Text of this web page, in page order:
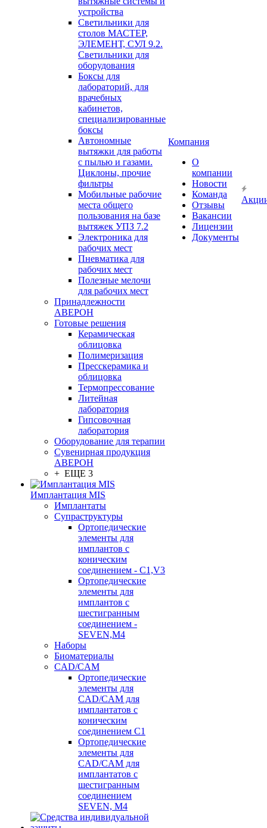
устройства
Светильники для
столов МАСТЕР,
ЭЛЕМЕНТ, СУЛ 9.2.
Светильники для
оборудования
Боксы для
лабораторий, для
врачебных
кабинетов,
специализированные
боксы
Автономные
вытяжки для работы
с пылью и газами.
Циклоны, прочие
фильтры
Мобильные рабочие
места общего
пользования на базе
вытяжек УПЗ 7.2
Электроника для
рабочих мест
Пневматика для
рабочих мест
Полезные мелочи
для рабочих мест
Принадлежности
АВЕРОН
Готовые решения
Керамическая
облицовка
Полимеризация
Пресскерамика и
облицовка
Термопрессование
Литейная
лаборатория
Гипсовочная
лаборатория
Оборудование для терапии
Сувенирная продукция
АВЕРОН
+ ЕЩЕ 3
Имплантация MIS
Имплантаты
Супраструктуры
Ортопедические
элементы для
имплантов с
коническим
соединением - C1,V3
Ортопедические
элементы для
имплантов с
шестигранным
соединением -
SEVEN,M4
Наборы
Биоматериалы
CAD/CAM
Ортопедические
элементы для
CAD/CAM для
имплантатов с
коническим
соединением С1
Ортопедические
элементы для
CAD/CAM для
имплантатов с
шестигранным
соединением
SEVEN, М4
Компания
О
компании
Новости
Команда
Отзывы
Вакансии
Лицензии
Документы